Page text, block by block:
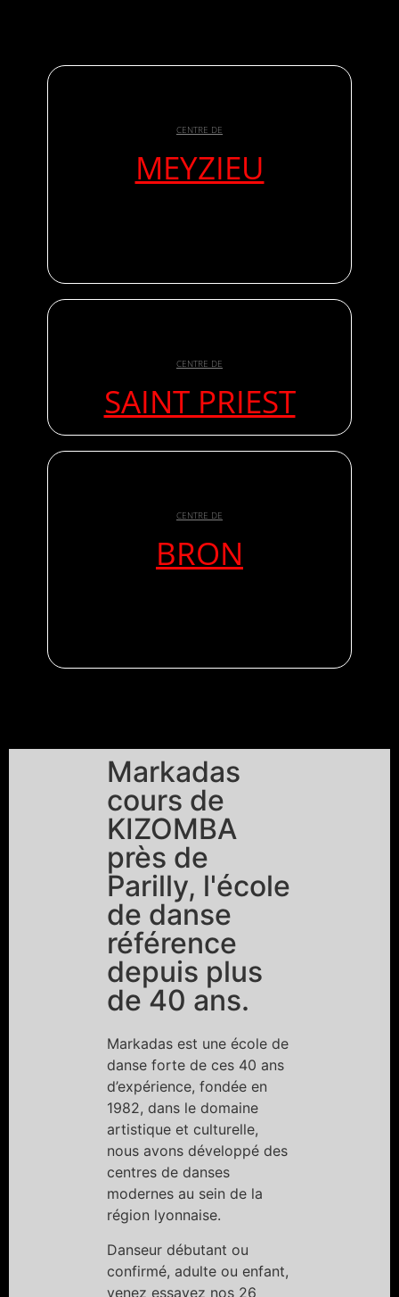
CENTRE DE
MEYZIEU
CENTRE DE
SAINT PRIEST
CENTRE DE
BRON
Markadas
cours de
KIZOMBA
près de
Parilly, l'école
de danse
référence
depuis plus
de 40 ans.
Markadas est une école de
danse forte de ces 40 ans
d’expérience, fondée en
1982, dans le domaine
artistique et culturelle,
nous avons développé des
centres de danses
modernes au sein de la
région lyonnaise.
Danseur débutant ou
confirmé, adulte ou enfant,
venez essayez nos 26